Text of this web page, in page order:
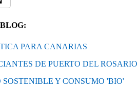
PARA CANARIAS
DE PUERTO DEL ROSARIO
Y CONSUMO 'BIO'